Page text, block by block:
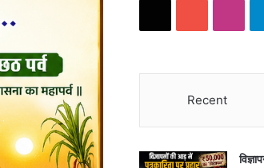
Recent